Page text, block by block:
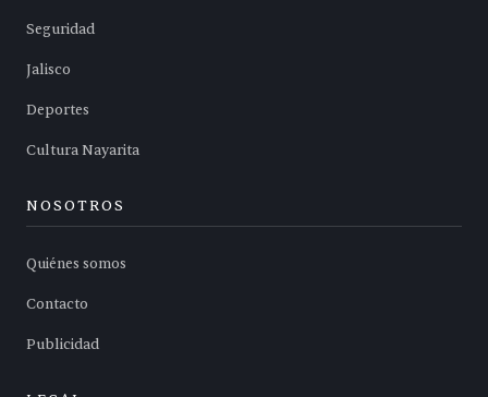
Seguridad
Jalisco
Deportes
Cultura Nayarita
NOSOTROS
Quiénes somos
Contacto
Publicidad